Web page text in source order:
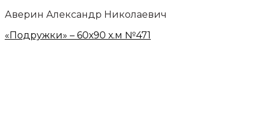
Аверин Александр Николаевич
«Подружки» – 60х90 х.м №471